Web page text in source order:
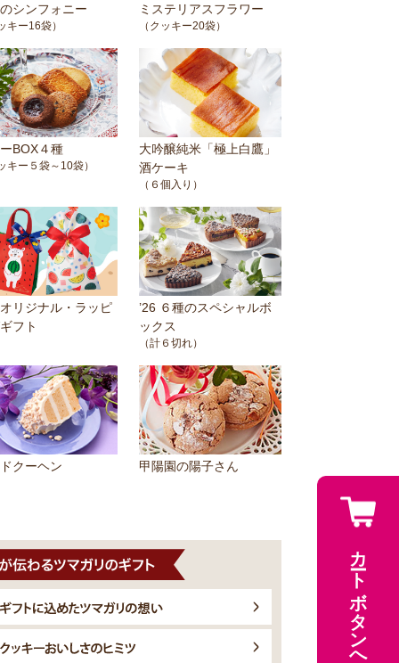
シンフォニー
キー16袋）
ミステリアスフラワー
（クッキー20袋）
BOX４種
キー５袋～10袋）
大吟醸純米「極上白鷹」
酒ケーキ
（６個入り）
リジナル・ラッピ
フト
’26 ６種のスペシャルボ
ックス
（計６切れ）
クーヘン 甲陽園の陽子さん
カートボタンへ